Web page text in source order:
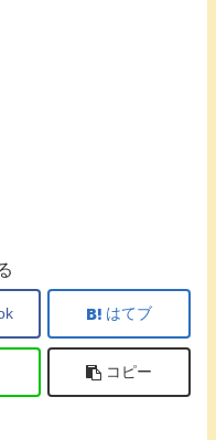
はてブ
コピー